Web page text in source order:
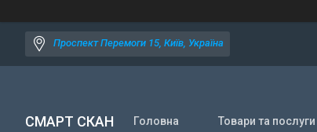
Проспект Перемоги 15, Київ, Україна
СМАРТ СКАН Головна Товари та послуги